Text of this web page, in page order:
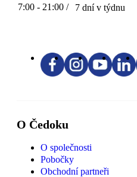
7:00 - 21:00 / 7 dní v týdnu
O Čedoku
O společnosti
Pobočky
Obchodní partneři